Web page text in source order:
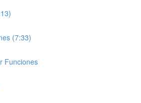
(7:33)
Funciones